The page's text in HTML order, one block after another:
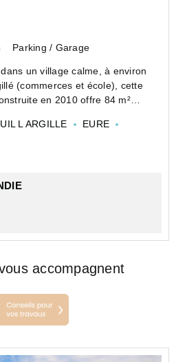
Parking / Garage
un village calme, à environ
(commerces et école), cette
en 2010 offre 84 m²
L ARGILLE
EURE
accompagnent